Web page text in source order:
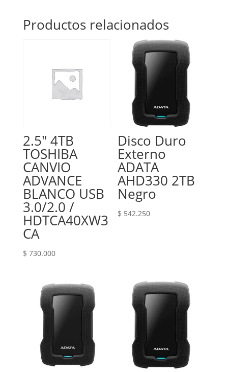
Productos relacionados
2.5″ 4TB
TOSHIBA
CANVIO
ADVANCE
BLANCO USB
3.0/2.0 /
HDTCA40XW3
CA
$ 730.000
Disco Duro
Externo
ADATA
AHD330 2TB
Negro
$ 542.250